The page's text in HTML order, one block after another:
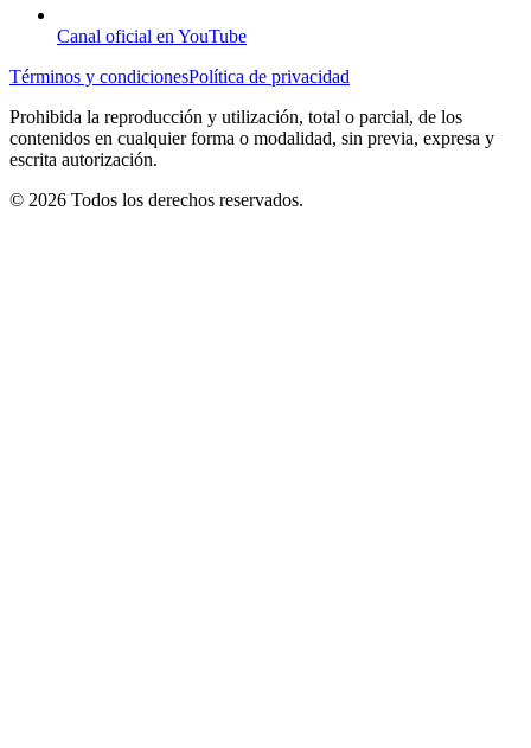
Canal oficial en YouTube
Términos y condicionesPolítica de privacidad
Prohibida la reproducción y utilización, total o parcial, de los
contenidos en cualquier forma o modalidad, sin previa, expresa y
escrita autorización.
© 2026 Todos los derechos reservados.